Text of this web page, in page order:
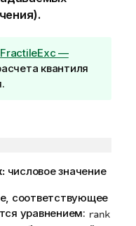
FractileExc —
квантиля
числовое значение
соответствующее
уравнением: rank